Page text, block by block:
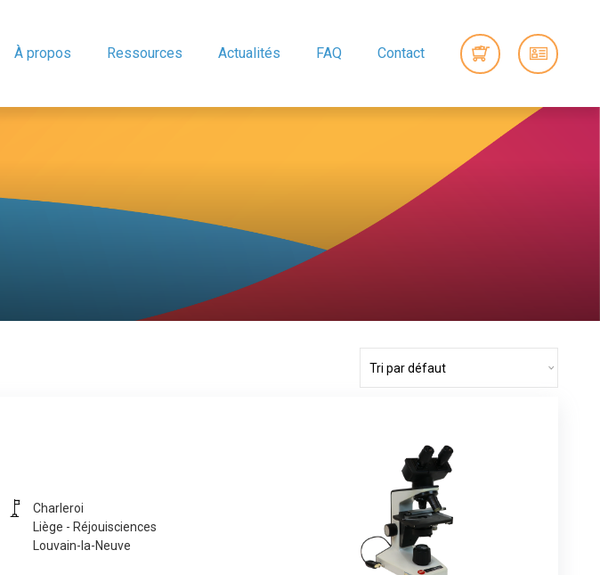
À propos Ressources Actualités FAQ Contact
Charleroi
Liège - Réjouisciences
Louvain-la-Neuve